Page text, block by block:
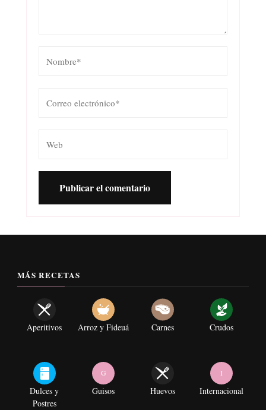
MÁS RECETAS
Aperitivos Arroz y Fideuá Carnes Crudos
Dulces y
Postres
G
Guisos Huevos
I
Internacional